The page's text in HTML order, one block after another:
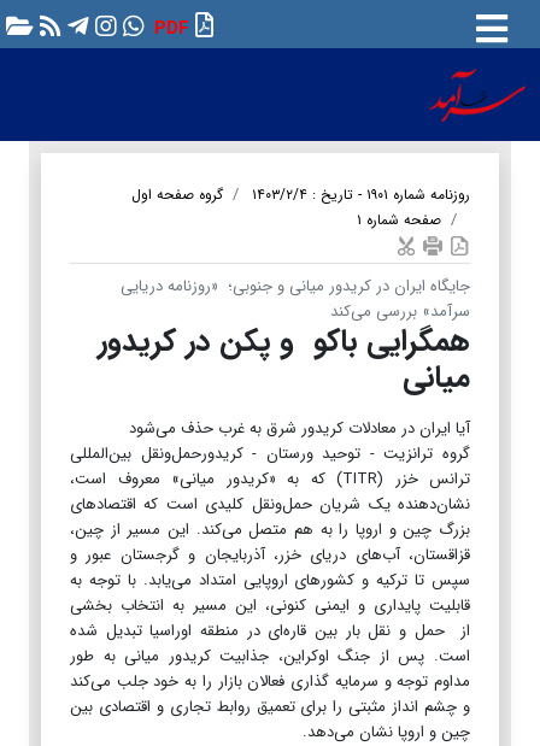
PDF
روزنامه شماره ۱۹۰۱ - تاریخ : ۱۴۰۳/۲/۴
گروه صفحه اول
صفحه شماره ۱
جایگاه ایران در کریدور میانی و جنوبی؛ «روزنامه دریایی
سرآمد» بررسی می‌کند
همگرایی باکو و پکن در کریدور
میانی
آیا ایران در معادلات کریدور شرق به غرب حذف می‌شود
​​​​​​​گروه ترانزیت - توحید ورستان - کریدورحمل‌ونقل بین‌المللی
ترانس خزر (TITR) که به «کریدور میانی» معروف است،
نشان‌دهنده یک شریان حمل‌ونقل کلیدی است که اقتصادهای
بزرگ چین و اروپا را به هم متصل می‌کند. این مسیر از چین،
قزاقستان، آب‌های دریای خزر، آذربایجان و گرجستان عبور و
سپس تا ترکیه و کشورهای اروپایی امتداد می‌یابد. با توجه به
قابلیت پایداری و ایمنی کنونی، این مسیر به انتخاب بخشی
از حمل و نقل بار بین قاره‌ای در منطقه اوراسیا تبدیل شده
است. پس از جنگ اوکراین، جذابیت کریدور میانی به طور
مداوم توجه و سرمایه گذاری فعالان بازار را به خود جلب می‌کند
و چشم انداز مثبتی را برای تعمیق روابط تجاری و اقتصادی بین
چین و اروپا نشان می‌دهد.